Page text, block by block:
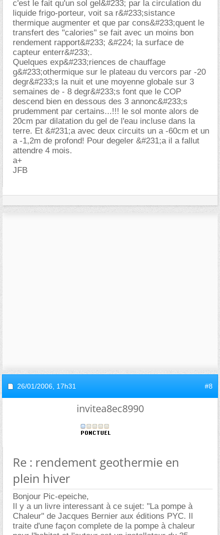
c'est le fait qu'un sol gel&#233; par la circulation du
liquide frigo-porteur, voit sa r&#233;sistance
thermique augmenter et que par cons&#233;quent le
transfert des "calories" se fait avec un moins bon
rendement rapport&#233; &#224; la surface de
capteur enterr&#233;.
Quelques exp&#233;riences de chauffage
g&#233;othermique sur le plateau du vercors par -20
degr&#233;s la nuit et une moyenne globale sur 3
semaines de - 8 degr&#233;s font que le COP
descend bien en dessous des 3 annonc&#233;s
prudemment par certains...!!! le sol monte alors de
20cm par dilatation du gel de l'eau incluse dans la
terre. Et &#231;a avec deux circuits un a -60cm et un
a -1,2m de profond! Pour degeler &#231;a il a fallut
attendre 4 mois.
a+
JFB
26/01/2006, 17h31 #8
invitea8ec8990
Re : rendement geothermie en
plein hiver
Bonjour Pic-epeiche,
Il y a un livre interessant à ce sujet: "La pompe à
Chaleur" de Jacques Bernier aux éditions PYC. Il
traite d'une façon complete de la pompe à chaleur